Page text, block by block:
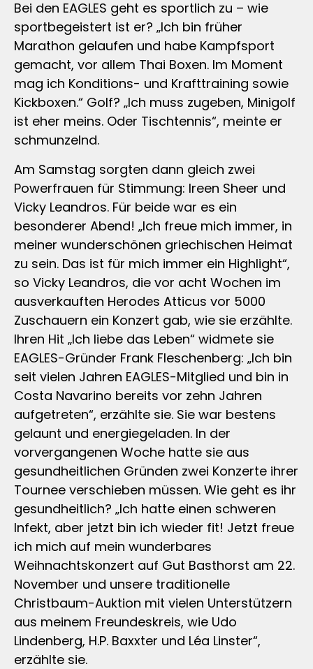
Bei den EAGLES geht es sportlich zu – wie
sportbegeistert ist er? „Ich bin früher
Marathon gelaufen und habe Kampfsport
gemacht, vor allem Thai Boxen. Im Moment
mag ich Konditions- und Krafttraining sowie
Kickboxen.“ Golf? „Ich muss zugeben, Minigolf
ist eher meins. Oder Tischtennis“, meinte er
schmunzelnd.
Am Samstag sorgten dann gleich zwei
Powerfrauen für Stimmung: Ireen Sheer und
Vicky Leandros. Für beide war es ein
besonderer Abend! „Ich freue mich immer, in
meiner wunderschönen griechischen Heimat
zu sein. Das ist für mich immer ein Highlight“,
so Vicky Leandros, die vor acht Wochen im
ausverkauften Herodes Atticus vor 5000
Zuschauern ein Konzert gab, wie sie erzählte.
Ihren Hit „Ich liebe das Leben“ widmete sie
EAGLES-Gründer Frank Fleschenberg: „Ich bin
seit vielen Jahren EAGLES-Mitglied und bin in
Costa Navarino bereits vor zehn Jahren
aufgetreten“, erzählte sie. Sie war bestens
gelaunt und energiegeladen. In der
vorvergangenen Woche hatte sie aus
gesundheitlichen Gründen zwei Konzerte ihrer
Tournee verschieben müssen. Wie geht es ihr
gesundheitlich? „Ich hatte einen schweren
Infekt, aber jetzt bin ich wieder fit! Jetzt freue
ich mich auf mein wunderbares
Weihnachtskonzert auf Gut Basthorst am 22.
November und unsere traditionelle
Christbaum-Auktion mit vielen Unterstützern
aus meinem Freundeskreis, wie Udo
Lindenberg, H.P. Baxxter und Léa Linster“,
erzählte sie.